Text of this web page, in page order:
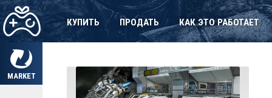
MARKET
КУПИТЬ ПРОДАТЬ КАК ЭТО РАБОТАЕТ